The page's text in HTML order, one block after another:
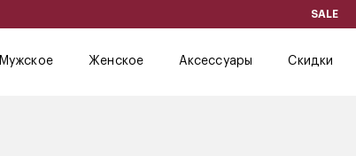
SALE
Мужское Женское Аксессуары Скидки